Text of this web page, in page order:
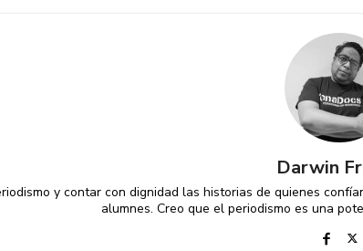
Darwin
y contar con dignidad las historias de quienes
alumnes. Creo que el periodismo es una